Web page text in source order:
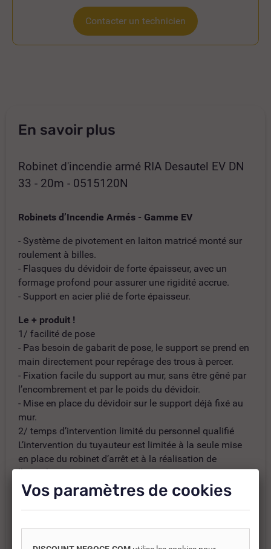
Contacter un technicien
En savoir plus
Robinet d'incendie armé RIA Desautel EV DN
33 - 20m - 0515120N
Robinets d’Incendie Armés - Gamme EV
- Système de pivotement en laiton matricé monté sur
roulement à billes.
- Flasques du dévidoir de forte épaisseur, avec un
formage profond pour assurer une rigidité accrue.
- Support en acier plié de forte épaisseur.
Le + produit !
1/ facilité de pose
- Pas besoin de gabarit de pose, le support se prend en
main directement pour repérage des trous à percer.
- Fixation facile du support au mur, sans être gêné par
l’encombrement et par le poids du dévidoir.
- Mise en place du dévidoir sur le support déjà fixé au
mur.
2/ temps d’intervention limité du personnel qualifié
L’intervention du tuyauteur est limitée à la seule mise
en place du robinet d’arrêt et à la réalisation de
l’étanchéité.
Vos paramètres de cookies